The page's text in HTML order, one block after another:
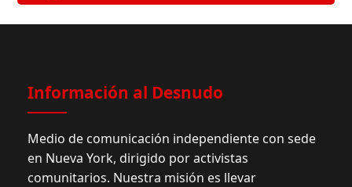
Información al Desnudo
Medio de comunicación independiente con sede
en Nueva York, dirigido por activistas
comunitarios. Nuestra misión es llevar